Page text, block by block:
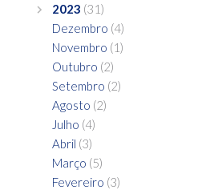
2023 (31)
Dezembro (4)
Novembro (1)
Outubro (2)
Setembro (2)
Agosto (2)
Julho (4)
Abril (3)
Março (5)
Fevereiro (3)